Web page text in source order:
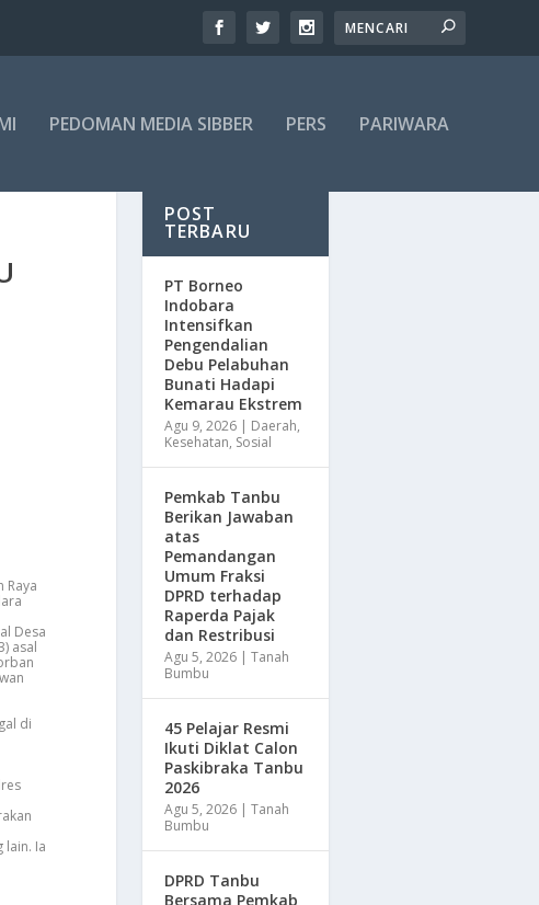
PEDOMAN MEDIA SIBBER PERS PARIWARA
Raya
Desa
asal
di
lain. Ia
POST
TERBARU
​PT Borneo
Indobara
Intensifkan
Pengendalian
Debu Pelabuhan
Bunati Hadapi
Kemarau Ekstrem
Agu 9, 2026| Daerah,
Kesehatan, Sosial
Pemkab Tanbu
Berikan Jawaban
atas
Pemandangan
Umum Fraksi
DPRD terhadap
Raperda Pajak
dan Restribusi
Agu 5, 2026| Tanah
Bumbu
45 Pelajar Resmi
Ikuti Diklat Calon
Paskibraka Tanbu
2026
Agu 5, 2026| Tanah
Bumbu
DPRD Tanbu
Bersama Pemkab